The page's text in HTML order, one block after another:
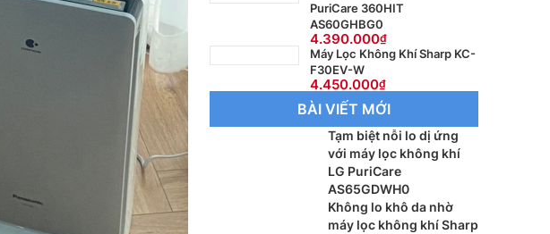
PuriCare 360HIT
AS60GHBG0
4.390.000
Máy Lọc Không Khí Sharp KC-
F30EV-W
4.450.000
BÀI VIẾT MỚI
Tạm biệt nỗi lo dị ứng
với máy lọc không khí
LG PuriCare
AS65GDWH0
Không lo khô da nhờ
máy lọc không khí Sharp